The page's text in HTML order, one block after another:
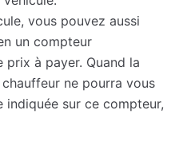
vous pouvez aussi
un compteur
à payer. Quand la
ne pourra vous
indiquée sur ce compteur,